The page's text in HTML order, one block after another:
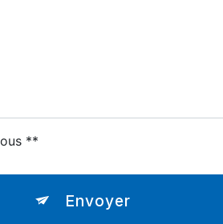
**
Envoyer